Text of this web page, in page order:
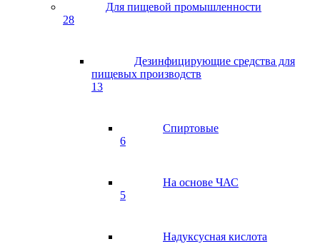
Для пищевой промышленности
28
Дезинфицирующие средства для
пищевых производств
13
Спиртовые
6
На основе ЧАС
5
Надуксусная кислота